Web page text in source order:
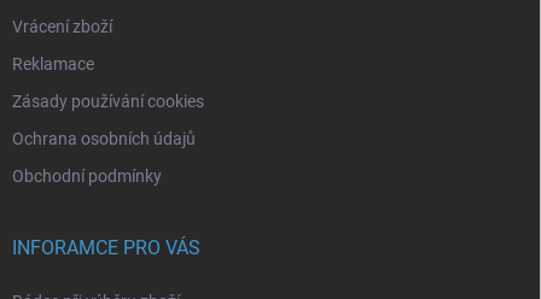
Vrácení zboží
Reklamace
Zásady používání cookies
Ochrana osobních údajů
Obchodní podmínky
INFORAMCE PRO VÁS